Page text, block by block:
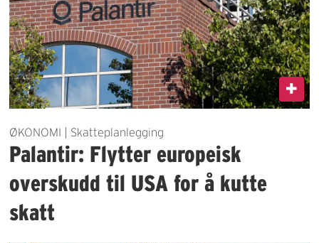
ØKONOMI | Skatteplanlegging
Palantir: Flytter europeisk
overskudd til USA for å kutte
skatt